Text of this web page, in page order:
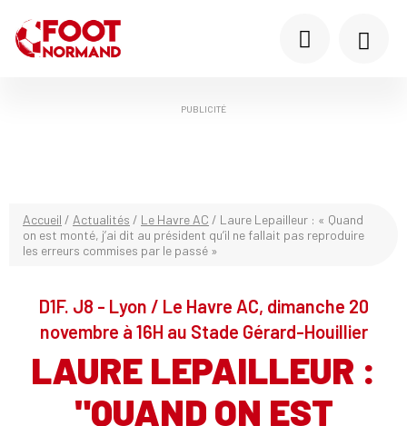
PUBLICITÉ
Accueil / Actualités / Le Havre AC / Laure Lepailleur : « Quand
on est monté, j’ai dit au président qu’il ne fallait pas reproduire
les erreurs commises par le passé »
D1F. J8 - Lyon / Le Havre AC, dimanche 20
novembre à 16H au Stade Gérard-Houillier
LAURE LEPAILLEUR :
"QUAND ON EST